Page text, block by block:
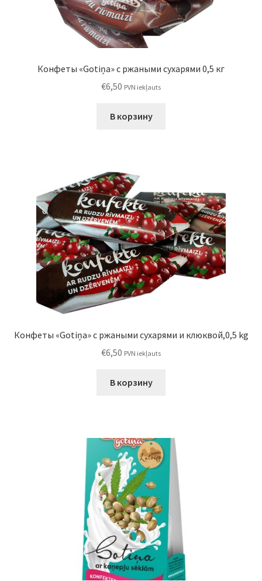
Конфеты «Gotiņa» с ржаными сухарями 0,5 кг
€6,50 PVN iekļauts
В корзину
Конфеты «Gotiņa» с ржаными сухарями и клюквой,0,5 kg
€6,50 PVN iekļauts
В корзину